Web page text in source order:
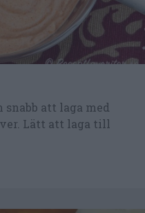
att laga med
Lätt att laga till